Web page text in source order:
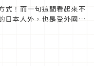
式！而一句這間看起來不
日本人外，也是受外國人